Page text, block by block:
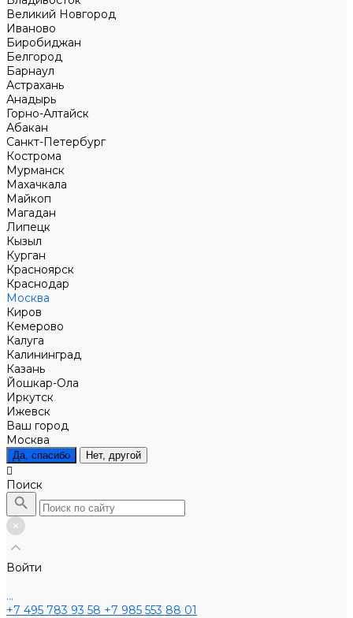
Великий Новгород
Иваново
Биробиджан
Белгород
Барнаул
Астрахань
Анадырь
Горно-Алтайск
Абакан
Санкт-Петербург
Кострома
Мурманск
Махачкала
Майкоп
Магадан
Липецк
Кызыл
Курган
Красноярск
Краснодар
Москва
Киров
Кемерово
Калуга
Калининград
Казань
Йошкар-Ола
Иркутск
Ижевск
Ваш город
Москва
Да, спасибо Нет, другой
Поиск
Войти
...
+7 495 783 93 58 +7 985 553 88 01